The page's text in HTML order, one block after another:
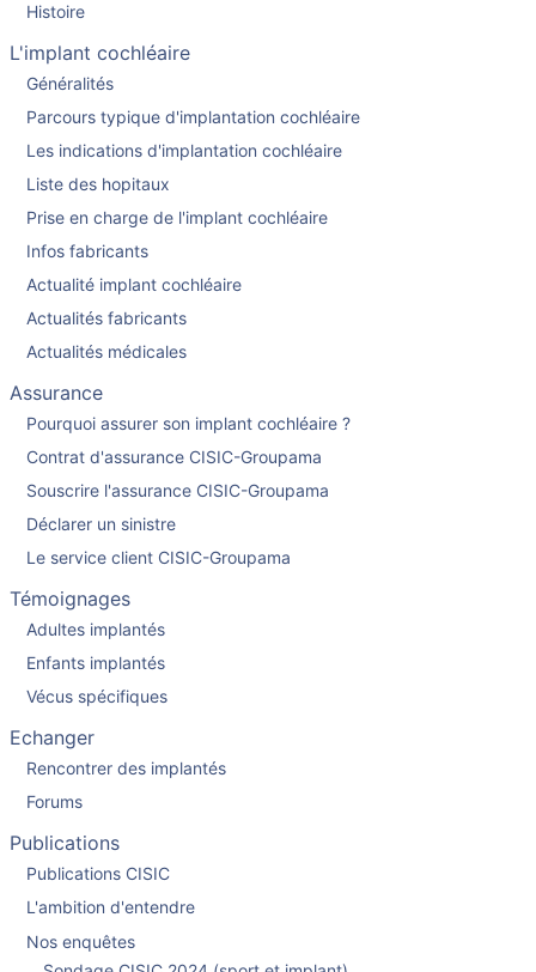
Histoire
L'implant cochléaire
Généralités
Parcours typique d'implantation cochléaire
Les indications d'implantation cochléaire
Liste des hopitaux
Prise en charge de l'implant cochléaire
Infos fabricants
Actualité implant cochléaire
Actualités fabricants
Actualités médicales
Assurance
Pourquoi assurer son implant cochléaire ?
Contrat d'assurance CISIC-Groupama
Souscrire l'assurance CISIC-Groupama
Déclarer un sinistre
Le service client CISIC-Groupama
Témoignages
Adultes implantés
Enfants implantés
Vécus spécifiques
Echanger
Rencontrer des implantés
Forums
Publications
Publications CISIC
L'ambition d'entendre
Nos enquêtes